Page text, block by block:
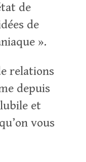
de
de
».
relations
depuis
et
vous